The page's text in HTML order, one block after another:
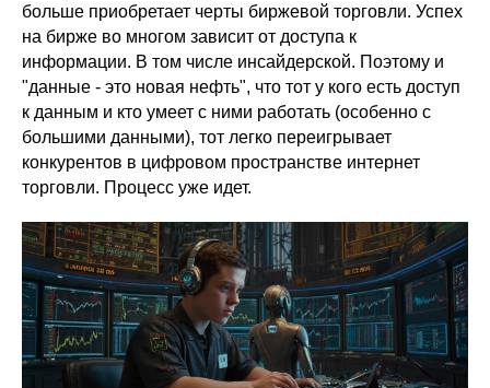
больше приобретает черты биржевой торговли. Успех
на бирже во многом зависит от доступа к
информации. В том числе инсайдерской. Поэтому и
"данные - это новая нефть", что тот у кого есть доступ
к данным и кто умеет с ними работать (особенно с
большими данными), тот легко переигрывает
конкурентов в цифровом пространстве интернет
торговли. Процесс уже идет.